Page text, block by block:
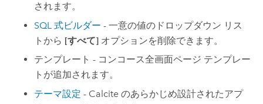
されます。
SQL 式ビルダー - 一意の値のドロップダウン リス
トから [すべて] オプションを削除できます。
テンプレート - コンコース全画面ページ テンプレー
トが追加されます。
テーマ設定 - Calcite のあらかじめ設計されたアプ